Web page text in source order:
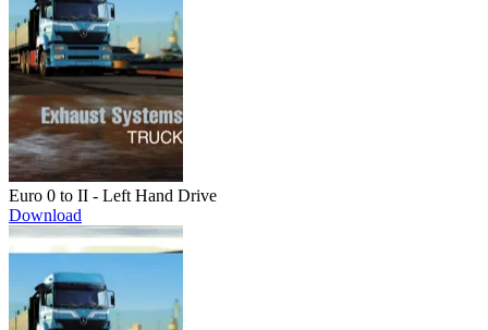
Euro 0 to II - Left Hand Drive
Download